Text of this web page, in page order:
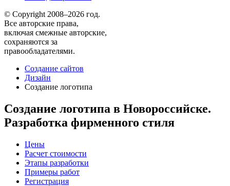
© Copyright 2008–2026 год.
Все авторские права,
включая смежные авторские,
сохраняются за
правообладателями.
Создание сайтов
Дизайн
Создание логотипа
Создание логотипа в Новороссийске.
Разработка фирменного стиля
Цены
Расчет стоимости
Этапы разработки
Примеры работ
Регистрация